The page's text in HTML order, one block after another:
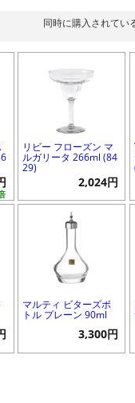
同時に購入されてい
リビー フローズン マ
ルガリータ 266ml (84
29)
2,024円
マルティ ビターズボ
トル プレーン 90ml
3,300円